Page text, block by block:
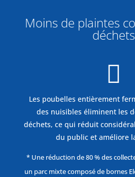
Moins de plaintes
déchets

Les poubelles entièrement
des nuisibles éliminent les
déchets, ce qui réduit
du public et améliore
* Une réduction de 80 % des
un parc mixte composé de bornes